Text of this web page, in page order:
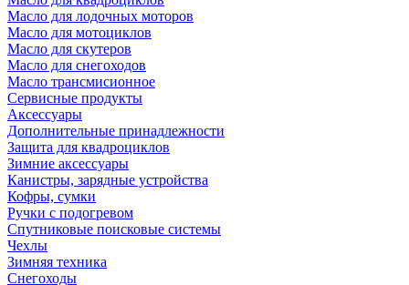
Масло для лодочных моторов
Масло для мотоциклов
Масло для скутеров
Масло для снегоходов
Масло трансмисионное
Сервисные продукты
Аксессуары
Дополнительные принадлежности
Защита для квадроциклов
Зимние аксессуары
Канистры, зарядные устройства
Кофры, сумки
Ручки с подогревом
Спутниковые поисковые системы
Чехлы
Зимняя техника
Снегоходы